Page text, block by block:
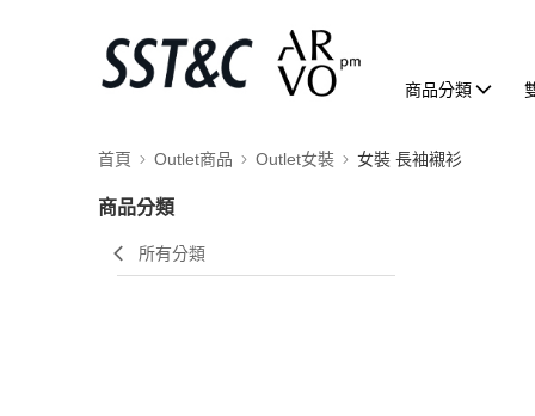
商品分類
首頁 Outlet商品 Outlet女裝 女裝 長袖襯衫
商品分類
所有分類